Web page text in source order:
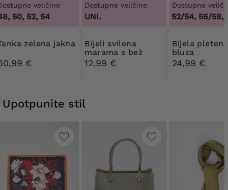
veličine
50, 52, 54
Tanka zelena jakna
€
Dostupne veličine
UNI.
Bijeli svilena
marama s bež
uzorkom
12,99 €
Dostupne
48/50, 52/54, 56/58,
Bijela pletena
bluza
24,99 €
Upotpunite stil